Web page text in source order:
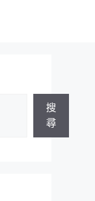
搜
尋